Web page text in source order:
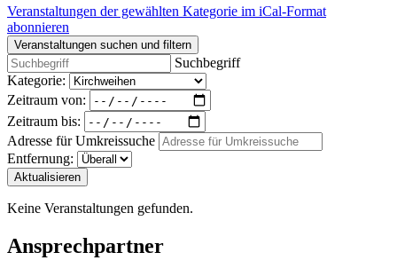
Veranstaltungen der gewählten Kategorie im iCal-Format
abonnieren
Veranstaltungen suchen und filtern
Suchbegriff
Kategorie:
Zeitraum von:
Zeitraum bis:
Adresse für Umkreissuche
Entfernung:
Aktualisieren
Keine Veranstaltungen gefunden.
Ansprechpartner